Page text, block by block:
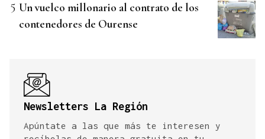
Un vuelco millonario al contrato de los
contenedores de Ourense
Newsletters La Región
Apúntate a las que más te interesen y